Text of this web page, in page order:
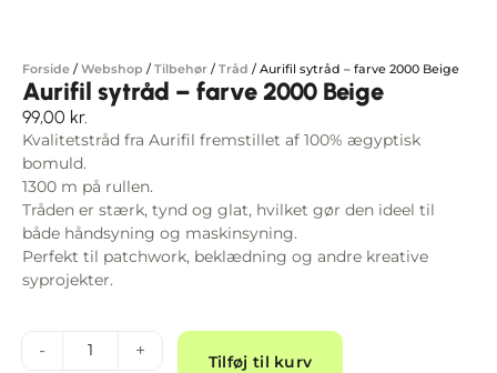
Forside / Webshop / Tilbehør / Tråd / Aurifil sytråd – farve 2000 Beige
Aurifil sytråd – farve 2000 Beige
99,00 kr.
Kvalitetstråd fra Aurifil fremstillet af 100% ægyptisk
bomuld.
1300 m på rullen.
Tråden er stærk, tynd og glat, hvilket gør den ideel til
både håndsyning og maskinsyning.
Perfekt til patchwork, beklædning og andre kreative
syprojekter.
- +
Tilføj til kurv